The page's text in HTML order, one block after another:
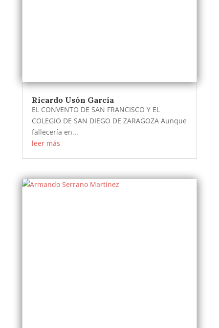
Ricardo Usón García
EL CONVENTO DE SAN FRANCISCO Y EL
COLEGIO DE SAN DIEGO DE ZARAGOZA Aunque
fallecería en...
leer más